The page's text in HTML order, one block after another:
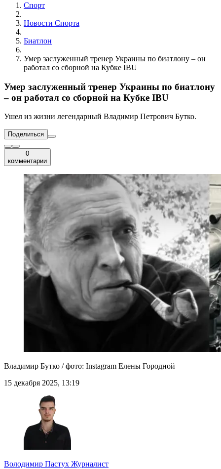
Спорт
Новости Cпорта
Биатлон
Умер заслуженный тренер Украины по биатлону – он
работал со сборной на Кубке IBU
Умер заслуженный тренер Украины по биатлону
– он работал со сборной на Кубке IBU
Ушел из жизни легендарный Владимир Петрович Бутко.
Поделиться
0
комментарии
Владимир Бутко / фото: Instagram Елены Городной
15 декабря 2025, 13:19
Володимир Пастух Журналист